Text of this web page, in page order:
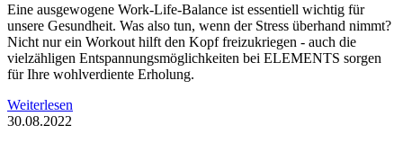
Eine ausgewogene Work-Life-Balance ist essentiell wichtig für
unsere Gesundheit. Was also tun, wenn der Stress überhand nimmt?
Nicht nur ein Workout hilft den Kopf freizukriegen - auch die
vielzähligen Entspannungsmöglichkeiten bei ELEMENTS sorgen
für Ihre wohlverdiente Erholung.
Weiterlesen
30.08.2022